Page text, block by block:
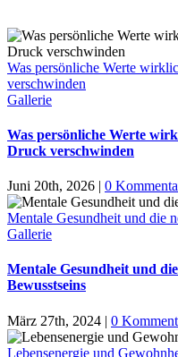
Was persönliche Werte
verschwinden
Gallerie
Was persönliche Werte
Druck verschwinden
Juni 20th, 2026 | 0
Mentale Gesundheit und die
Gallerie
Mentale Gesundheit und
Bewusstseins
März 27th, 2024 | 0
Lebensenergie und